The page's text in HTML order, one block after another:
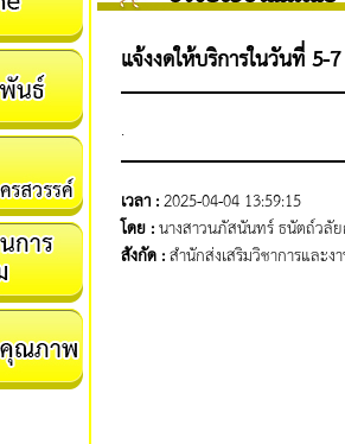
แจ้งงดให้บริการในวันที่ 5-
.
เวลา :2025-04-04 13:59:15
โดย :นางสาวนภัสนันทร์ ธนัตถ์วลั
สังกัด :สำนักส่งเสริมวิชาการและง